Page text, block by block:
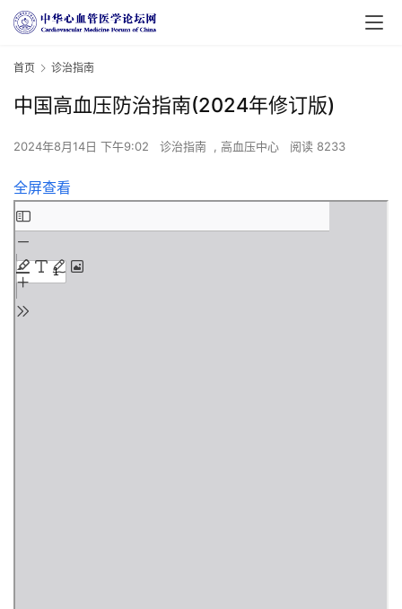
首页 诊治指南
中国高血压防治指南(2024年修订版)
2024年8月14日 下午9:02 诊治指南 , 高血压中心 阅读 8233
全屏查看
Skip
to
PDF
content